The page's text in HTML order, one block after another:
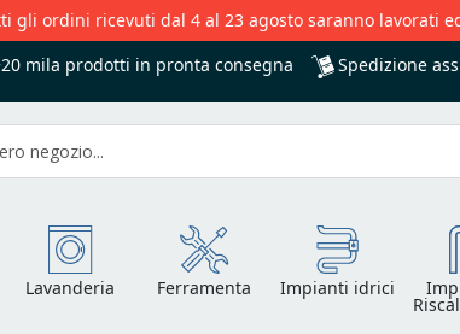
gli ordini ricevuti dal 4 al 23 agosto saranno lavorati
mila prodotti in pronta consegna Spedizione
Lavanderia Ferramenta Impianti idrici